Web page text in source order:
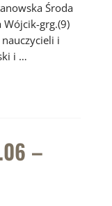
Środa
grg.(9)
i
i …
–